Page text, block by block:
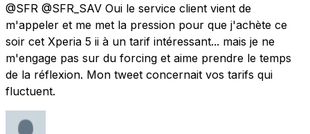
@SFR @SFR_SAV Oui le service client vient de
m'appeler et me met la pression pour que j'achète ce
soir cet Xperia 5 ii à un tarif intéressant... mais je ne
m'engage pas sur du forcing et aime prendre le temps
de la réflexion. Mon tweet concernait vos tarifs qui
fluctuent.